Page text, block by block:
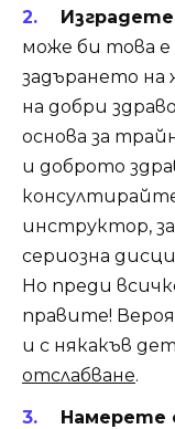
Изградете
може би това
задърането на
на добри
основа за
и доброто
инструктор,
сериозна
Но преди
правите!
и с някакъв
отслабване.
Намерете